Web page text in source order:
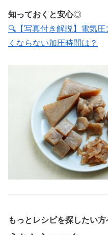
知っておくと安心◎
🔍【写真付き解説】電気
くならない加圧時間は？
もっとレシピを探したい方